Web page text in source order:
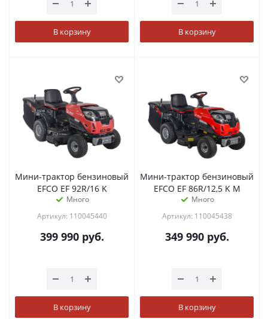
В корзину В корзину
Мини-трактор бензиновый
EFCO EF 92R/16 K
Много
Артикул: 110045440
399 990руб.
В корзину
Мини-трактор бензиновый
EFCO EF 86R/12,5 K M
Много
Артикул: 110045438
349 990руб.
В корзину